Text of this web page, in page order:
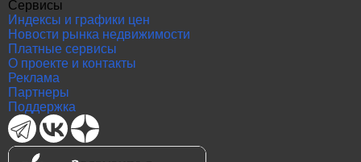
Сервисы
Индексы и графики цен
Новости рынка недвижимости
Платные сервисы
О проекте и контакты
Реклама
Партнеры
Поддержка